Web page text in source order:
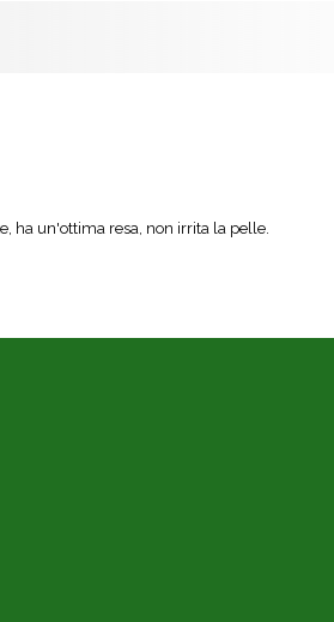
ha un'ottima resa, non irrita la pelle.